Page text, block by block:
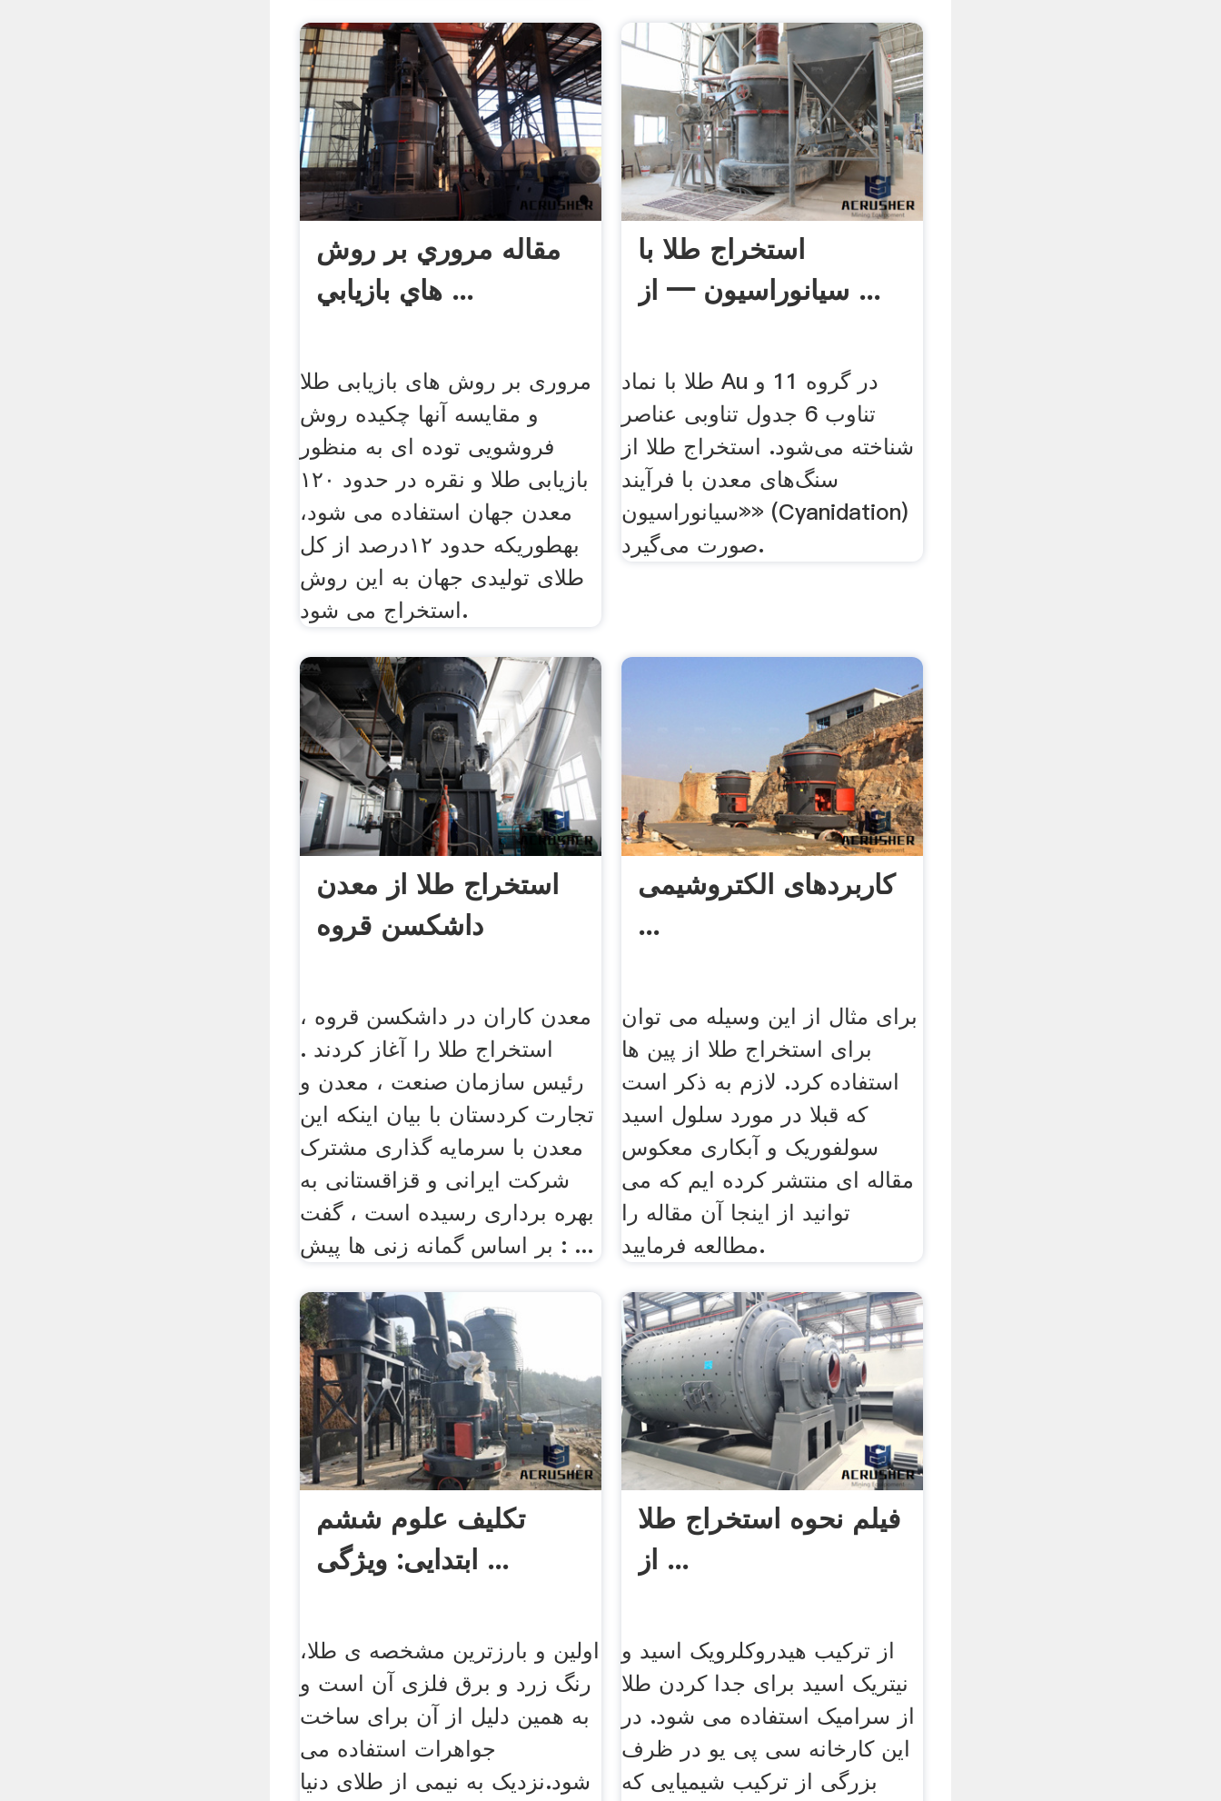
مقاله مروري بر روش
هاي بازيابي ...
مروری بر روش های بازیابی طلا
و مقایسه آنها چکیده روش
فروشویی توده ای به منظور
بازیابی طلا و نقره در حدود ١٢٠
معدن جهان استفاده می شود،
بهطوریکه حدود ١٢درصد از کل
طلای تولیدی جهان به این روش
استخراج می شود.
استخراج طلا با
سیانوراسیون — از ...
طلا با نماد Au در گروه 11 و
تناوب 6 جدول تناوبی عناصر
شناخته می‌شود. استخراج طلا از
سنگ‌های معدن با فرآیند
«سیانوراسیون» (Cyanidation)
صورت می‌گیرد.
استخراج طلا از معدن
داشکسن قروه
معدن کاران در داشکسن قروه ،
استخراج طلا را آغاز کردند .
رئیس سازمان صنعت ، معدن و
تجارت کردستان با بیان اینکه این
معدن با سرمایه گذاری مشترک
شرکت ایرانی و قزاقستانی به
بهره برداری رسیده است ، گفت
: بر اساس گمانه زنی ها پیش ...
کاربردهای الکتروشیمی
...
برای مثال از این وسیله می توان
برای استخراج طلا از پین ها
استفاده کرد. لازم به ذکر است
که قبلا در مورد سلول اسید
سولفوریک و آبکاری معکوس
مقاله ای منتشر کرده ایم که می
توانید از اینجا آن مقاله را
مطالعه فرمایید.
تکلیف علوم ششم
ابتدایی: ویژگی ...
اولین و بارزترین مشخصه ی طلا،
رنگ زرد و برق فلزی آن است و
به همین دلیل از آن برای ساخت
جواهرات استفاده می
شود.نزدیک به نیمی از طلای دنیا
فیلم نحوه استخراج طلا
از ...
از ترکیب هیدروکلرویک اسید و
نیتریک اسید برای جدا کردن طلا
از سرامیک استفاده می شود. در
این کارخانه سی پی یو در ظرف
بزرگی از ترکیب شیمیایی که